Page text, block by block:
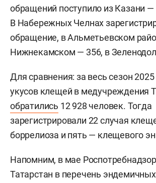
обращений поступило из Казани —
В Набережных Челнах
обращение, в Альметьевском
Нижнекамском — 356, в
Для сравнения: за весь сезон 2025
укусов клещей в медучреждения
обратились 12 928 человек. Тогда
зарегистрировали 22 случая
боррелиоза и пять — клещевого
Напомним, в мае Роспотребнадзор
Татарстан в перечень